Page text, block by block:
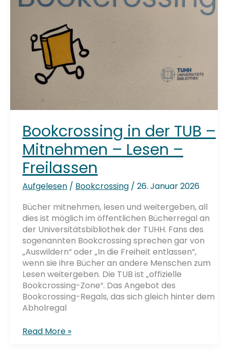
Bookcrossing in der TUB –
Mitnehmen – Lesen –
Freilassen
Aufgelesen / Bookcrossing / 26. Januar 2026
Bücher mitnehmen, lesen und weitergeben, all
dies ist möglich im öffentlichen Bücherregal an
der Universitätsbibliothek der TUHH. Fans des
sogenannten Bookcrossing sprechen gar von
„Auswildern“ oder „In die Freiheit entlassen“,
wenn sie ihre Bücher an andere Menschen zum
Lesen weitergeben. Die TUB ist „offizielle
Bookcrossing-Zone“. Das Angebot des
Bookcrossing-Regals, das sich gleich hinter dem
Abholregal
Bookcrossing
Read More »